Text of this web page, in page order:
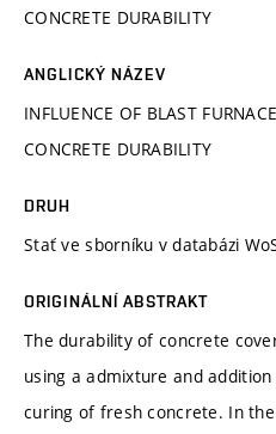
CONCRETE DURABILITY
ANGLICKÝ NÁZEV
INFLUENCE OF BLAST
CONCRETE DURABILITY
DRUH
Stať ve sborníku v databázi
ORIGINÁLNÍ ABSTRAKT
The durability of concrete
using a admixture and
curing of fresh concrete. In